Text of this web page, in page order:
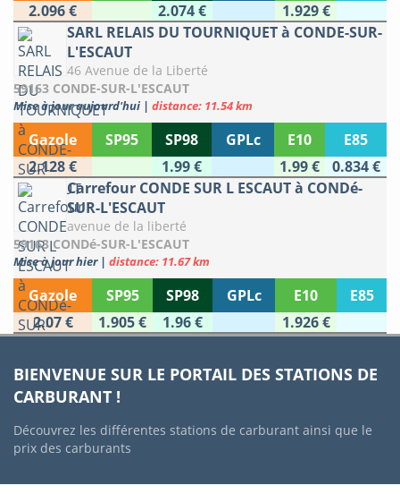
2.096 €
2.074 €
1.929 €
SARL RELAIS DU TOURNIQUET à CONDE-SUR-
L'ESCAUT
46 Avenue de la Liberté
59163 CONDE-SUR-L'ESCAUT
Mise à jour aujourd'hui | distance: 11.54 km
Gazole SP95 SP98 GPLc E10
E85
2.128 €
1.99 € 1.99 €
0.834 €
Carrefour CONDE SUR L ESCAUT à CONDé-
SUR-L'ESCAUT
avenue de la liberté
59163 CONDé-SUR-L'ESCAUT
Mise à jour hier | distance: 11.67 km
Gazole SP95 SP98 GPLc E10
E85
2.07 €
1.905 € 1.96 € 1.926 €
BIENVENUE SUR LE PORTAIL DES STATIONS DE
CARBURANT !
Découvrez les différentes stations de carburant ainsi que le
prix des carburants